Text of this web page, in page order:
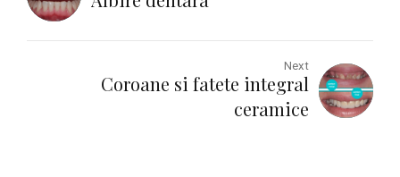
Next
Coroane si fatete integral
ceramice